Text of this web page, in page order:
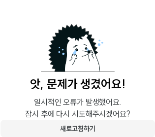
앗, 문제가 생겼어요!
일시적인 오류가 발생했어요.
잠시 후에 다시 시도해주시겠어요?
새로고침하기